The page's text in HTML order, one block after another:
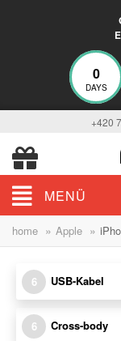
0
DAYS
+420
MENÜ
home » Apple »
6 USB-Kabel
6 Cross-body